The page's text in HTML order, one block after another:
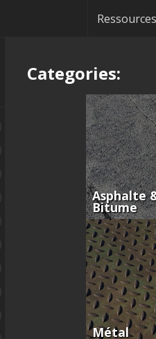
Ressources
Categories:
Asphalte
Bitume
Métal